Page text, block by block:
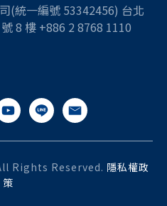
(統一編號 53342456) 台北
8 樓 +886 2 8768 1110
Rights Reserved. 隱私權政
策